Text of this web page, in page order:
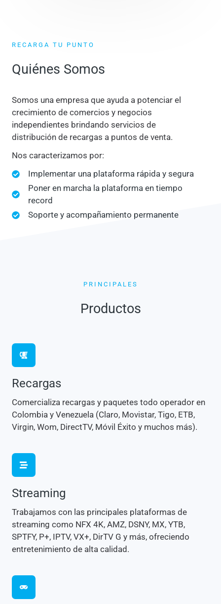
RECARGA TU PUNTO
Quiénes Somos
Somos una empresa que ayuda a potenciar el
crecimiento de comercios y negocios
independientes brindando servicios de
distribución de recargas a puntos de venta.
Nos caracterizamos por:
Implementar una plataforma rápida y segura
Poner en marcha la plataforma en tiempo
record
Soporte y acompañamiento permanente
PRINCIPALES
Productos
Recargas
Comercializa recargas y paquetes todo operador en
Colombia y Venezuela (Claro, Movistar, Tigo, ETB,
Virgin, Wom, DirectTV, Móvil Éxito y muchos más).
Streaming
Trabajamos con las principales plataformas de
streaming como NFX 4K, AMZ, DSNY, MX, YTB,
SPTFY, P+, IPTV, VX+, DirTV G y más, ofreciendo
entretenimiento de alta calidad.